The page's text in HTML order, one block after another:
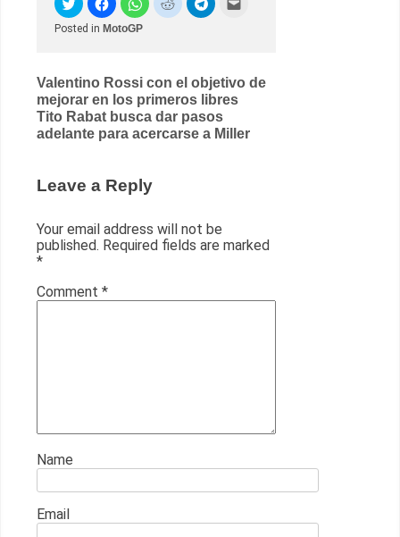
Posted in MotoGP
Post
navigation
Valentino Rossi con el objetivo de
mejorar en los primeros libres
Tito Rabat busca dar pasos
adelante para acercarse a Miller
Leave a Reply
Your email address will not be
published. Required fields are marked
*
Comment *
Name
Email